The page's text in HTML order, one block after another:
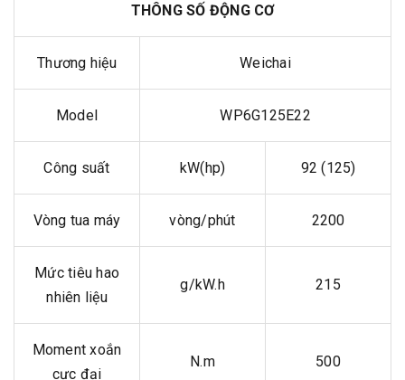
THÔNG SỐ ĐỘNG CƠ
Thương hiệu Weichai
Model WP6G125E22
Công suất kW(hp) 92 (125)
Vòng tua máy vòng/phút 2200
Mức tiêu hao
nhiên liệu
g/kW.h 215
Moment xoắn
cực đại
N.m 500